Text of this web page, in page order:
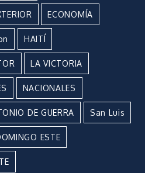
ECONOMÍA
HAITÍ
LA VICTORIA
NACIONALES
DE GUERRA San Luis
ESTE